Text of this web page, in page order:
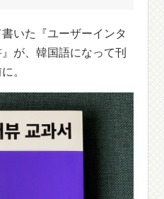
いた『ユーザーインタ
が、韓国語になって刊
。